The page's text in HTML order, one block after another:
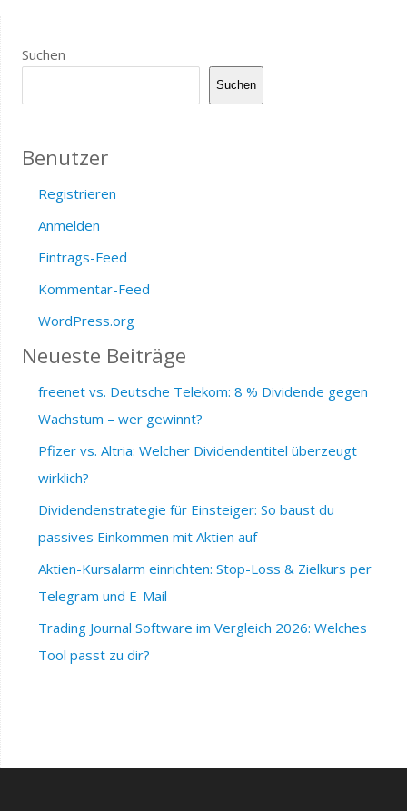
Suchen
Suchen
Benutzer
Registrieren
Anmelden
Eintrags-Feed
Kommentar-Feed
WordPress.org
Neueste Beiträge
freenet vs. Deutsche Telekom: 8 % Dividende gegen
Wachstum – wer gewinnt?
Pfizer vs. Altria: Welcher Dividendentitel überzeugt
wirklich?
Dividendenstrategie für Einsteiger: So baust du
passives Einkommen mit Aktien auf
Aktien-Kursalarm einrichten: Stop-Loss & Zielkurs per
Telegram und E-Mail
Trading Journal Software im Vergleich 2026: Welches
Tool passt zu dir?